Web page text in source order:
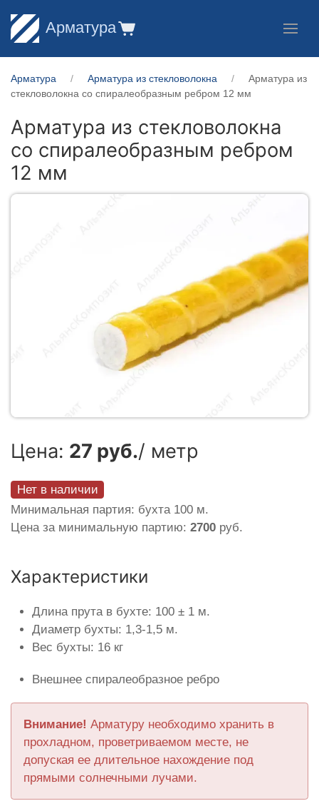
Арматура
Арматура Арматура из стекловолокна
Арматура из
стекловолокна со спиралеобразным ребром 12 мм
Арматура из стекловолокна
со спиралеобразным ребром
12 мм
Цена: 27 руб./ метр
Нет в наличии
Минимальная партия: бухта 100 м.
Цена за минимальную партию: 2700 руб.
Характеристики
Длина прута в бухте: 100 ± 1 м.
Диаметр бухты: 1,3-1,5 м.
Вес бухты: 16 кг
Внешнее спиралеобразное ребро
Внимание! Арматуру необходимо хранить в
прохладном, проветриваемом месте, не
допуская ее длительное нахождение под
прямыми солнечными лучами.